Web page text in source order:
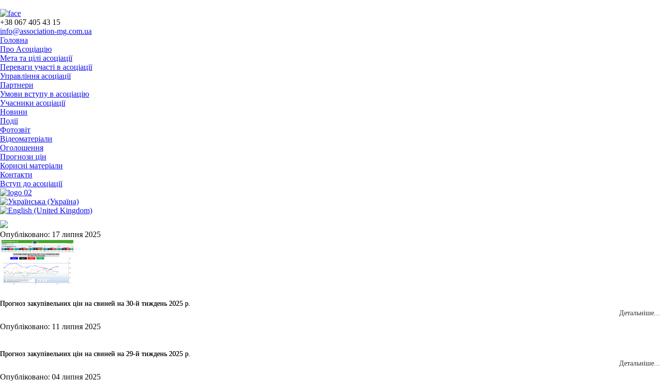
+38 067 405 43 15
info@association-mg.com.ua
Головна
Про Асоціацію
Мета та цілі асоціації
Переваги участі в асоціації
Управління асоціації
Партнери
Умови вступу в асоціацію
Учасники асоціації
Новини
Події
Фотозвіт
Відеоматеріали
Оголошення
Прогнози цін
Корисні матеріали
Контакти
Вступ до асоціації
Опубліковано: 17 липня 2025
Прогноз закупівельних цін на свиней на 30-й тиждень 2025 р.
Детальніше...
Опубліковано: 11 липня 2025
Прогноз закупівельних цін на свиней на 29-й тиждень 2025 р.
Детальніше...
Опубліковано: 04 липня 2025